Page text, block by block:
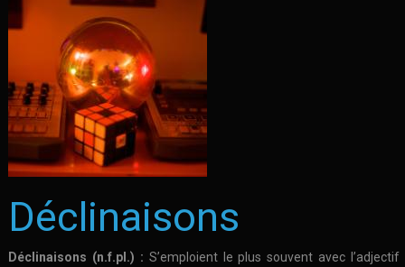
Déclinaisons
Déclinaisons (n.f.pl.) : S’emploient le plus souvent avec l’adjectif